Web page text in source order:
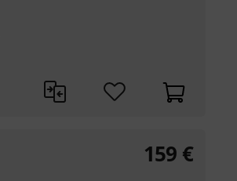
159 €